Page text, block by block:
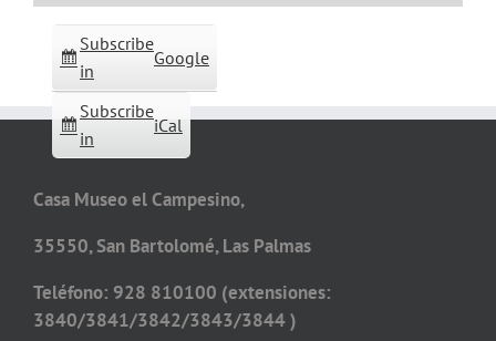
Subscribe
in
Google
Subscribe
in
iCal
Casa Museo el Campesino,
35550, San Bartolomé, Las Palmas
Teléfono: 928 810100 (extensiones:
3840/3841/3842/3843/3844 )